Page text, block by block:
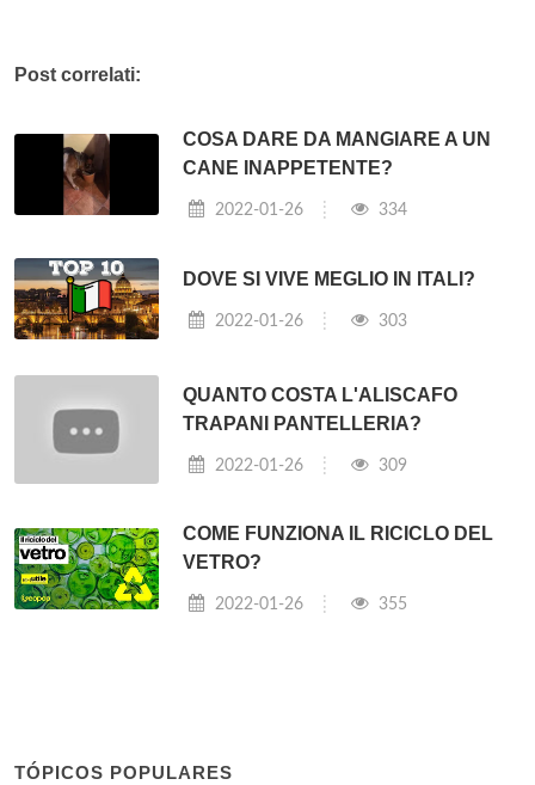
Post correlati:
COSA DARE DA MANGIARE A UN
CANE INAPPETENTE?
2022-01-26 334
DOVE SI VIVE MEGLIO IN ITALI?
2022-01-26 303
QUANTO COSTA L'ALISCAFO
TRAPANI PANTELLERIA?
2022-01-26 309
COME FUNZIONA IL RICICLO DEL
VETRO?
2022-01-26 355
TÓPICOS POPULARES